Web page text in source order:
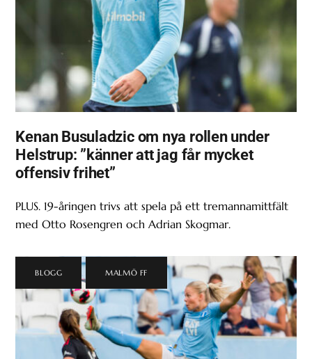
Kenan Busuladzic om nya rollen under
Helstrup: ”känner att jag får mycket
offensiv frihet”
PLUS. 19-åringen trivs att spela på ett tremannamittfält
med Otto Rosengren och Adrian Skogmar.
BLOGG MALMÖ FF